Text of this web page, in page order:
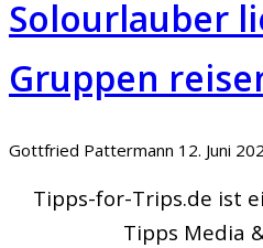
Solourlauber
Gruppen
Gottfried Pattermann 12. Juni
Tipps-for-Trips.de ist
Tipps Media